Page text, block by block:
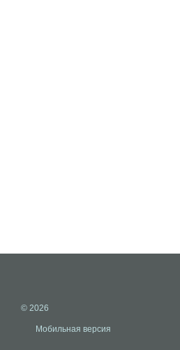
© 2026
Мобильная версия